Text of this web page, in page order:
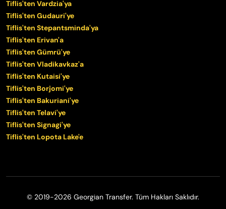
Tiflis'ten Vardzia'ya
Tiflis'ten Gudauri'ye
Tiflis'ten Stepantsminda'ya
Tiflis'ten Erivan'a
Tiflis'ten Gümrü'ye
Tiflis'ten Vladikavkaz'a
Tiflis'ten Kutaisi'ye
Tiflis'ten Borjomi'ye
Tiflis'ten Bakuriani'ye
Tiflis'ten Telavi'ye
Tiflis'ten Signagi'ye
Tiflis'ten Lopota Lake'e
© 2019-2026 Georgian Transfer. Tüm Hakları Saklıdır.